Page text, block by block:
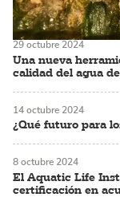
Una nueva
calidad del agua
29 octubre 2024
¿Qué futuro para
14 octubre 2024
El Aquatic Life
certificación en
8 octubre 2024